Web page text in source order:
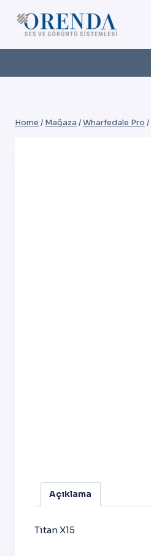
Home / Mağaza /Wharfedale Pro /
Açıklama
Titan X15